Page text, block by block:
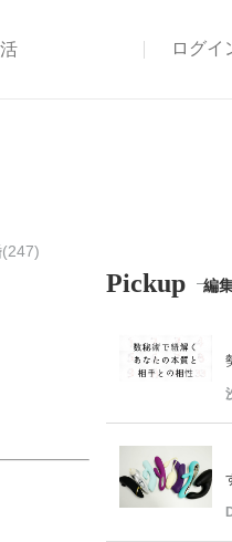
ログイ
Pickup 編